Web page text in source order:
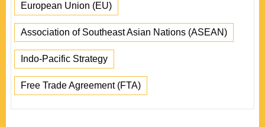
European Union (EU)
Association of Southeast Asian Nations (ASEAN)
Indo-Pacific Strategy
Free Trade Agreement (FTA)